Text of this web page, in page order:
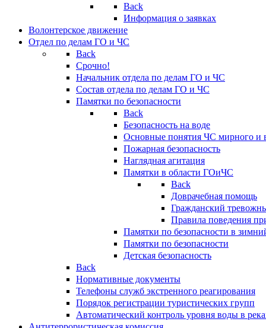
Back
Информация о заявках
Волонтерское движение
Отдел по делам ГО и ЧС
Back
Срочно!
Начальник отдела по делам ГО и ЧС
Состав отдела по делам ГО и ЧС
Памятки по безопасности
Back
Безопасность на воде
Основные понятия ЧС мирного и
Пожарная безопасность
Наглядная агитация
Памятки в области ГОиЧС
Back
Доврачебная помощь
Гражданский
Правила поведения
Памятки по безопасности в
Памятки по безопасности
Детская безопасность
Back
Нормативные документы
Телефоны служб экстренного реагирования
Порядок регистрации туристических групп
Автоматический контроль уровня воды в